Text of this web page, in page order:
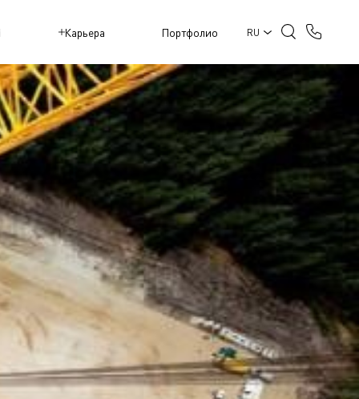
Карьера Портфолио RU